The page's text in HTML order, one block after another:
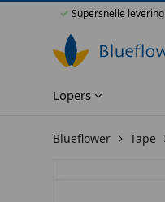
Supersnelle levering
Lopers
Blueflower Tape